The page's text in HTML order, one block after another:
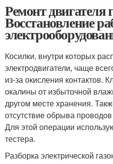
Ремонт двигателя
Восстановление
Косилки, внутри которых
электродвигатели, чаще
из-за окисления
окалины от избыточной
другом месте хранения.
отсутствие обрыва
Для этой операции
тестера.
Разборка электрической